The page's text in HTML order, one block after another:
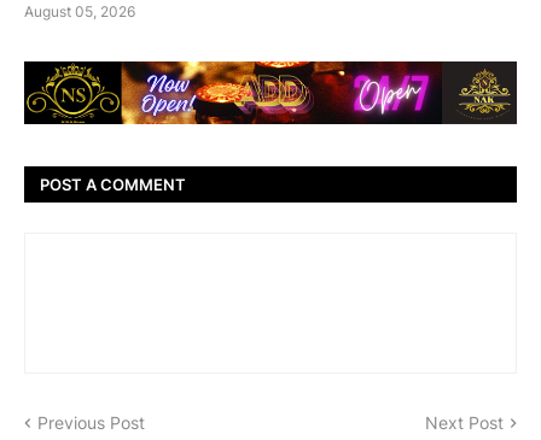
August 05, 2026
POST A COMMENT
Previous Post Next Post